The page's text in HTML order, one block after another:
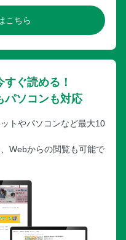
こちら
ぐ読める！
パソコンも対応
トやパソコンなど最大10
Webからの閲覧も可能で